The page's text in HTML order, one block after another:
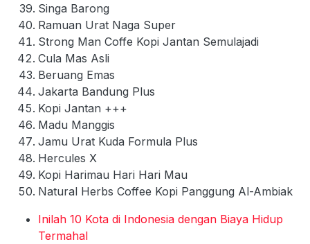
Singa Barong
Ramuan Urat Naga Super
Strong Man Coffe Kopi Jantan Semulajadi
Cula Mas Asli
Beruang Emas
Jakarta Bandung Plus
Kopi Jantan +++
Madu Manggis
Jamu Urat Kuda Formula Plus
Hercules X
Kopi Harimau Hari Hari Mau
Natural Herbs Coffee Kopi Panggung Al-Ambiak
Inilah 10 Kota di Indonesia dengan Biaya Hidup
Termahal